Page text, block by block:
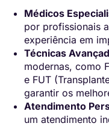
Médicos
por profissionais
experiência em
Técnicas
modernas, como
e FUT
garantir os
Atendimento
um atendimento